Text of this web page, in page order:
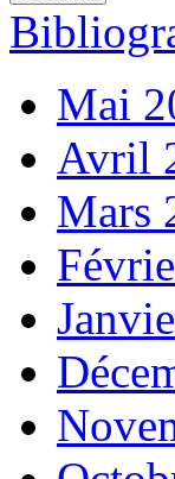
Mai
Avril
Mars